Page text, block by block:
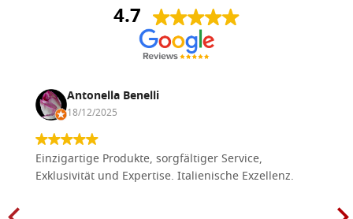
4.7
Antonella Benelli
18/12/2025
Einzigartige Produkte, sorgfältiger Service,
Exklusivität und Expertise. Italienische Exzellenz.